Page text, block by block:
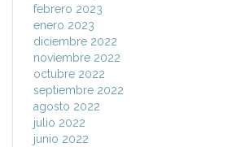
febrero 2023
enero 2023
diciembre 2022
noviembre 2022
octubre 2022
septiembre 2022
agosto 2022
julio 2022
junio 2022